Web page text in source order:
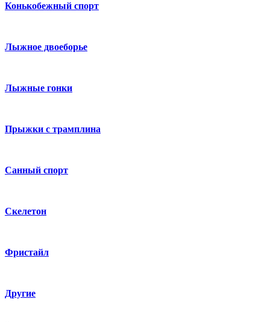
Конькобежный спорт
Лыжное двоеборье
Лыжные гонки
Прыжки с трамплина
Санный спорт
Скелетон
Фристайл
Другие